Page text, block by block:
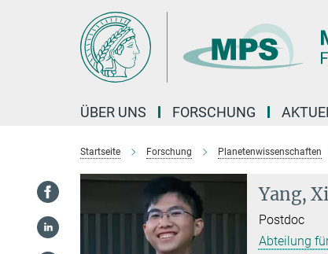
ÜBER UNS FORSCHUNG
Startseite Forschung Planetenwissenschaften
Yang,
Postdoc
Abteilung